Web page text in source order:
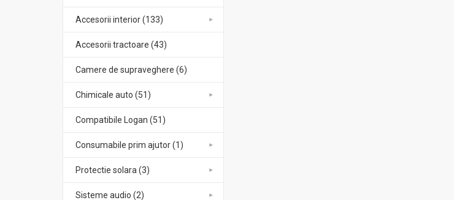
Accesorii interior (133)
Accesorii tractoare (43)
Camere de supraveghere (6)
Chimicale auto (51)
Compatibile Logan (51)
Consumabile prim ajutor (1)
Protectie solara (3)
Sisteme audio (2)